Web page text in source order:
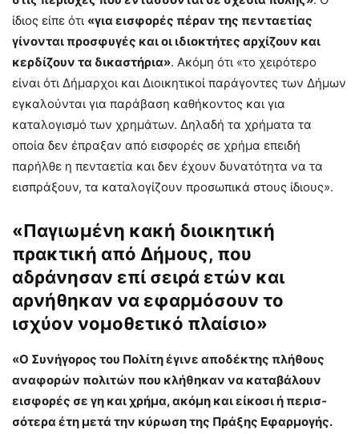
ίδιος είπε ότι «για εισφορές πέραν της πενταετίας
γίνονται προσφυγές και οι ιδιοκτήτες αρχίζουν και
κερδίζουν τα δικαστήρια». Ακόμη ότι «το χειρότερο
είναι ότι Δήμαρχοι και Διοικητικοί παράγοντες των Δήμων
εγκαλούνται για παράβαση καθήκοντος και για
καταλογισμό των χρημάτων. Δηλαδή τα χρήματα τα
οποία δεν έπραξαν από εισφορές σε χρήμα επειδή
παρήλθε η πενταετία και δεν έχουν δυνατότητα να τα
εισπράξουν, τα καταλογίζουν προσωπικά στους ίδιους».
«Παγιωμένη κακή διοικητική
πρακτική από Δήμους, που
αδράνησαν επί σει­ρά ετών και
αρνήθηκαν να εφαρμόσουν το
ισχύον νομοθετικό πλαίσιο»
«Ο Συνήγορος του Πολίτη έγινε αποδέκτης πλήθους
αναφορών πολιτών που κλήθηκαν να καταβάλουν
εισφορές σε γη και χρήμα, ακόμη και είκοσι ή περισ­
σότερα έτη μετά την κύρωση της Πράξης Εφαρμογής.